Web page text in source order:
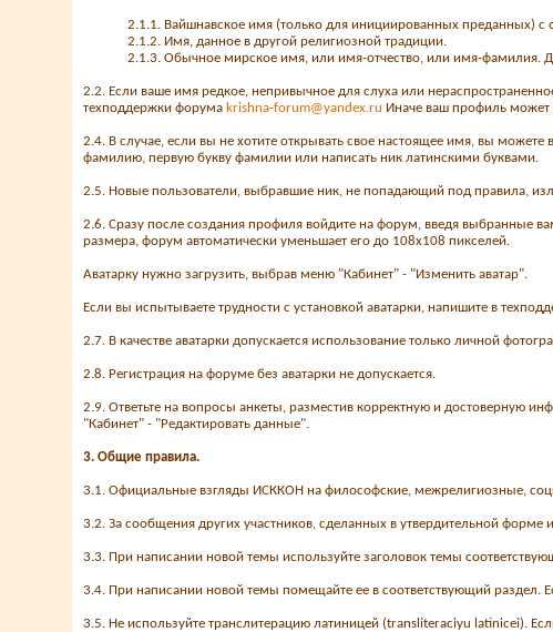
2.1.1. Вайшнавское имя (только для инициированных преданных) с
2.1.2. Имя, данное в другой религиозной традиции.
2.1.3. Обычное мирское имя, или имя-отчество, или имя-фамилия.
2.2. Если ваше имя редкое, непривычное для слуха или
техподдержки форума krishna-forum@yandex.ru Иначе ваш профиль
2.4. В случае, если вы не хотите открывать свое настоящее имя, вы
фамилию, первую букву фамилии или написать ник латинскими буквами.
2.5. Новые пользователи, выбравшие ник, не попадающий под правила,
2.6. Сразу после создания профиля войдите на форум, введя выбранные
размера, форум автоматически уменьшает его до 108х108 пикселей.
Аватарку нужно загрузить, выбрав меню "Кабинет" - "Изменить аватар".
Если вы испытываете трудности с установкой аватарки, напишите в
2.7. В качестве аватарки допускается использование только личной
2.8. Регистрация на форуме без аватарки не допускается.
2.9. Ответьте на вопросы анкеты, разместив корректную и достоверную
"Кабинет" - "Редактировать данные".
3. Общие правила.
3.1. Официальные взгляды ИСККОН на философские, межрелигиозные,
3.2. За сообщения других участников, сделанных в утвердительной
3.3. При написании новой темы используйте заголовок темы
3.4. При написании новой темы помещайте ее в соответствующий раздел.
3.5. Не используйте транслитерацию латиницей (transliteraciyu latinicei).